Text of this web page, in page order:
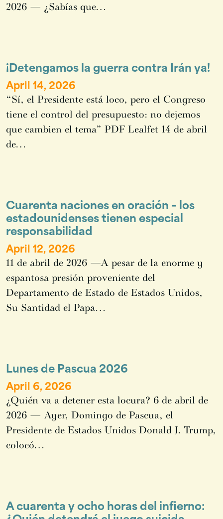
2026 — ¿Sabías que…
¡Detengamos la guerra contra Irán ya!
April 14, 2026
“Sí, el Presidente está loco, pero el Congreso
tiene el control del presupuesto: no dejemos
que cambien el tema” PDF Lealfet 14 de abril
de…
Cuarenta naciones en oración – los
estadounidenses tienen especial
responsabilidad
April 12, 2026
11 de abril de 2026 —A pesar de la enorme y
espantosa presión proveniente del
Departamento de Estado de Estados Unidos,
Su Santidad el Papa…
Lunes de Pascua 2026
April 6, 2026
¿Quién va a detener esta locura? 6 de abril de
2026 — Ayer, Domingo de Pascua, el
Presidente de Estados Unidos Donald J. Trump,
colocó…
A cuarenta y ocho horas del infierno: